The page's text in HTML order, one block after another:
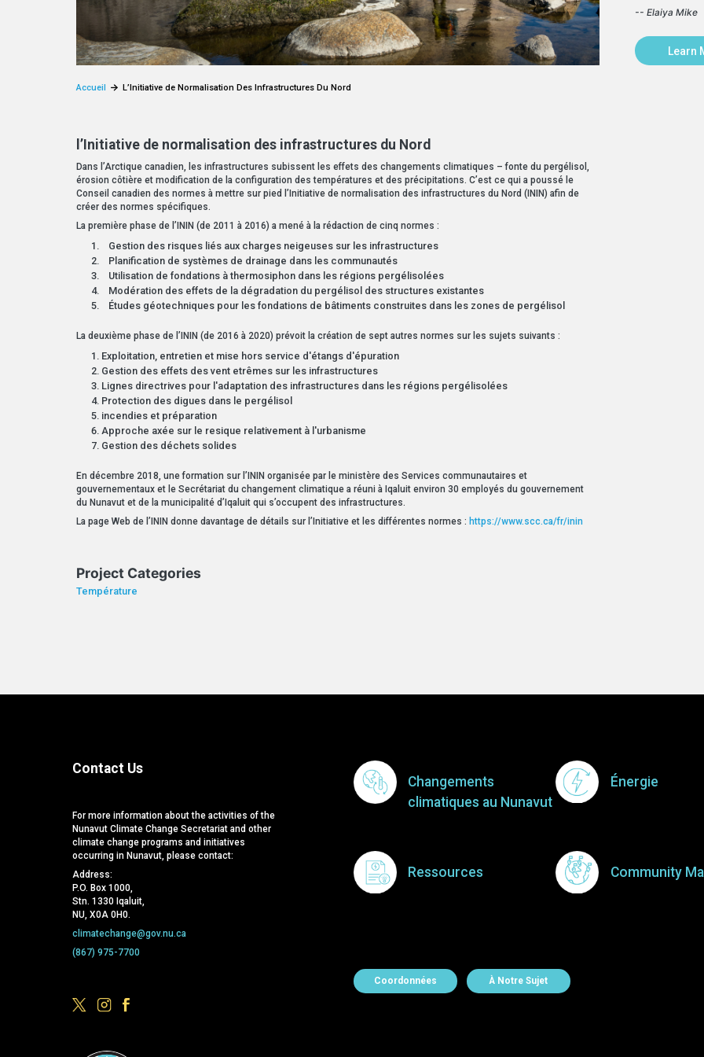
-- Elaiya Mike
Learn
Accueil L’Initiative de Normalisation Des Infrastructures Du Nord
l’Initiative de normalisation des infrastructures du Nord
Dans l’Arctique canadien, les infrastructures subissent les effets des changements climatiques – fonte du pergélisol,
érosion côtière et modification de la configuration des températures et des précipitations. C’est ce qui a poussé le
Conseil canadien des normes à mettre sur pied l’Initiative de normalisation des infrastructures du Nord (ININ) afin de
créer des normes spécifiques.
La première phase de l’ININ (de 2011 à 2016) a mené à la rédaction de cinq normes :
Gestion des risques liés aux charges neigeuses sur les infrastructures
Planification de systèmes de drainage dans les communautés
Utilisation de fondations à thermosiphon dans les régions pergélisolées
Modération des effets de la dégradation du pergélisol des structures existantes
Études géotechniques pour les fondations de bâtiments construites dans les zones de pergélisol
La deuxième phase de l’ININ (de 2016 à 2020) prévoit la création de sept autres normes sur les sujets suivants :
Exploitation, entretien et mise hors service d'étangs d'épuration
Gestion des effets des vent etrêmes sur les infrastructures
Lignes directrives pour l'adaptation des infrastructures dans les régions pergélisolées
Protection des digues dans le pergélisol
incendies et préparation
Approche axée sur le resique relativement à l'urbanisme
Gestion des déchets solides
En décembre 2018, une formation sur l’ININ organisée par le ministère des Services communautaires et
gouvernementaux et le Secrétariat du changement climatique a réuni à Iqaluit environ 30 employés du gouvernement
du Nunavut et de la municipalité d’Iqaluit qui s’occupent des infrastructures.
La page Web de l’ININ donne davantage de détails sur l’Initiative et les différentes normes : https://www.scc.ca/fr/inin
Project Categories
Température
Contact Us
For more information about the activities of the
Nunavut Climate Change Secretariat and other
climate change programs and initiatives
occurring in Nunavut, please contact:
Address:
P.O. Box 1000,
Stn. 1330 Iqaluit,
NU, X0A 0H0.
climatechange@gov.nu.ca
(867) 975-7700
Footer Menu
Changements
climatiques au Nunavut
Énergie
Ressources Community
About Contact
Coordonnées À Notre Sujet